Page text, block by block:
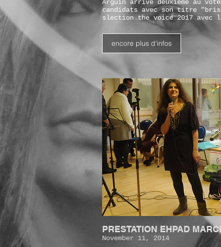
Arguin arrive deuxieme au
candidats avec son titre
slection the voice 2017 avec
encore plus d'infos
PRESTATION EHPAD
November 11, 2014